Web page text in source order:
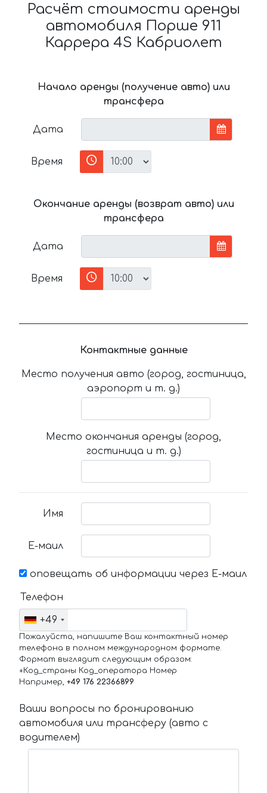
Расчёт стоимости аренды
автомобиля Порше 911
Каррера 4S Кабриолет
Начало аренды (получение авто) или
трансфера
Дата
Время
Окончание аренды (возврат авто) или
трансфера
Дата
Время
Контактные данные
Место получения авто (город, гостиница,
аэропорт и т. д.)
Место окончания аренды (город,
гостиница и т. д.)
Имя
Е-маил
оповещать об информации через Е-маил
Телефон
+49
Пожалуйста, напишите Ваш контактный номер
телефона в полном международном формате.
Формат выглядит следующим образом:
+Код_страны Код_оператора Номер
Например, +49 176 22366899
Ваши вопросы по бронированию
автомобиля или трансферу (авто с
водителем)